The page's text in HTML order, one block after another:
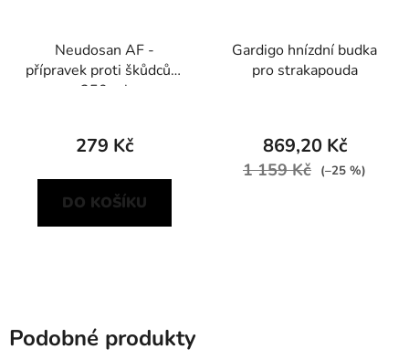
Neudosan AF -
přípravek proti škůdcům
250 ml
279 Kč
DO KOŠÍKU
Gardigo hnízdní budka
pro strakapouda
869,20 Kč
1 159 Kč (–25 %)
Podobné produkty